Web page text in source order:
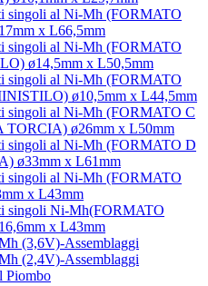
singoli al Ni-Mh (FORMATO
x L66,5mm
singoli al Ni-Mh (FORMATO
ø14,5mm x L50,5mm
singoli al Ni-Mh (FORMATO
ø10,5mm x L44,5mm
singoli al Ni-Mh (FORMATO C
TORCIA) ø26mm x L50mm
singoli al Ni-Mh (FORMATO D
ø33mm x L61mm
singoli al Ni-Mh (FORMATO
x L43mm
singoli Ni-Mh(FORMATO
x L43mm
(3,6V)-Assemblaggi
(2,4V)-Assemblaggi
Piombo